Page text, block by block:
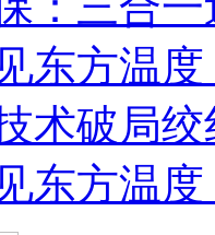
东方温
术破局
东方温